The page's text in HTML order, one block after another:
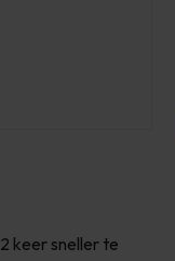
keer sneller te